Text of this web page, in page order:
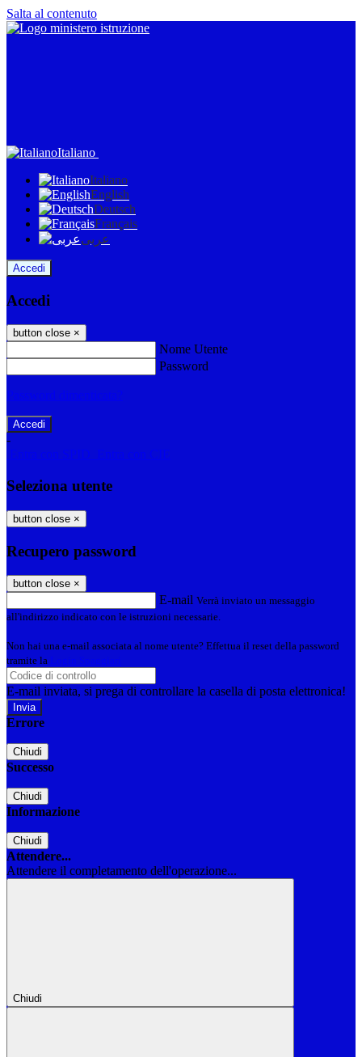
Salta al contenuto
Italiano
Italiano
English
Deutsch
Français
عربى
Accedi
Accedi
button close ×
Nome Utente
Password
Password dimenticata?
-
Entra con SPID
Entra con CIE
Seleziona utente
button close ×
Recupero password
button close ×
E-mail Verrà inviato un messaggio
all'indirizzo indicato con le istruzioni necessarie.
Non hai una e-mail associata al nome utente? Effettua il reset della password
tramite la Login Spaggiari
E-mail inviata, si prega di controllare la casella di posta elettronica!
Errore
Chiudi
Successo
Chiudi
Informazione
Chiudi
Attendere...
Attendere il completamento dell'operazione...
Chiudi